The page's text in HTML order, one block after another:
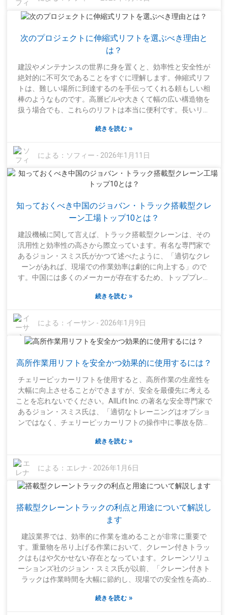
囲に気を配ってください。定期的なメンテナンスは必須です
が、意外にも見落とされることがあります。さらに、荷重制
すぐに大きな危険につながる可能性があります。効率的に荷
物を持ち上げるには、ただ急いで作業するのではなく、適切
す。残念ながら、多くの職場では未だにしっかりとした手順
が確立されておらず、混乱やミスの原因となっています。過
去の事例を振り返ることで多くのことを学ぶことができ、安
全を確保したいのであれば、訓練プログラムを改善すること
は賢明な策です。すべては学びと改善にかかっています。私
たちはもっと良くならなければなりません。
次のプロジェクトに伸縮式リフトを選ぶべき理由と
は？
建設やメンテナンスの世界に身を置くと、効率性と安全性が
絶対的に不可欠であることをすぐに理解します。伸縮式リフ
トは、難しい場所に到達するのを手伝ってくれる頼もしい相
棒のようなものです。高層ビルや大きくて幅の広い構造物を
扱う場合でも、これらのリフトは本当に便利です。長いリー
め、作業の柔軟性が大幅に向上します。ABC Elevation
に重要であるかをよく理解しています。[伸縮式ブームリフト]
(https://www.jobanggroup.com/telescopic-boom-lift) は、垂
直方向にも水平方向にも伸ばすことができ、非常に汎用性が
高いため、堅実な選択肢です。さらに、狭い場所や不均一な
とができます。しかし、ここで重要なのは、適切なリフトを
選択することは、見た目がかっこいいか便利そうに見えるか
に同じ種類の機器が必要なわけではありません。作業現場を
少し考えてみてください。頭上に障害物はありますか？重い
資材を持ち上げる必要はありますか？こうした質問を自問自
答することで、最適な選択をするのに役立ちます。確かに、
伸縮式リフトは一見完璧に思えるかもしれませんが、どんな
作業にも特有の癖や複雑さがあります。適切な機材を選ぶこ
続きを読む »
による： ソフィー - 2026年1月11日
知っておくべき中国のジョバン・トラック搭載型クレ
ーン工場トップ10とは？
建設機械に関して言えば、トラック搭載型クレーンは、その
汎用性と効率性の高さから際立っています。有名な専門家で
あるジョン・スミス氏がかつて述べたように、「適切なクレ
ーンがあれば、現場での作業効率は劇的に向上する」ので
す。中国には多くのメーカーが存在するため、トッププレー
ており、すべてのブランドが同じレベルの品質や革新性を提
メーカーの中でも、優れた工場を際立たせる重要な要素がい
くつかあります。トップメーカーは、最新技術、実際に機能
する安全機能、そして全体的に優れた性能を備えたクレーン
通用しない古いやり方に固執しているメーカーもまだ存在し
かを注意深く確認することが不可欠です。このガイドでは、
中国で絶対に知っておくべきトップ10のトラック搭載型クレ
ーン工場を見ていきます。これらの企業はそれぞれ独自の強
みと特徴を持っていますが、それでも課題は共通して存在し
ます。こうした詳細を理解することで、プロジェクトを計画
する際に賢明な選択ができ、よくある落とし穴を避けること
続きを読む »
による： イーサン - 2026年1月9日
高所作業用リフトを安全かつ効果的に使用するには？
チェリーピッカーリフトを使用すると、高所作業の生産性を
大幅に向上させることができますが、安全を最優先に考える
ことを忘れないでください。AllLift Inc. の著名な安全専門家で
あるジョン・スミス氏は、「適切なトレーニングはオプショ
ンではなく、チェリーピッカーリフトの操作中に事故を防ぐ
開始する前に常に万全の準備をしておく必要があるのです。
可能な場所にアクセスできるため、非常に優れたツールで
す。しかし、重要なのは、使用するたびに機器を点検する必
要があるということです。機械的な問題がないか確認してく
性があります。また、重量制限を理解することも非常に重要
です。リフトに過負荷をかけると、転倒したり故障したりす
は、リフトの操作方法を知るだけではありません。作業員
は、頭上の送電線やその他の危険物など、周囲の状況を認識
する必要があります。これらの安全習慣を日々のルーティン
に取り入れることで、より安全な作業環境の構築に大いに役
立ちます。過去の事故やそこから得られた教訓を振り返るこ
とは、全員の安全性を向上させるための優れた方法です。最
続きを読む »
による： エレナ - 2026年1月6日
搭載型クレーントラックの利点と用途について解説し
ます
建設業界では、効率的に作業を進めることが非常に重要で
す。重量物を吊り上げる作業において、クレーン付きトラッ
クはもはや欠かせない存在となっています。クレーンソリュ
ーションズ社のジョン・スミス氏が以前、「クレーン付きト
ラックは作業時間を大幅に節約し、現場での安全性を高め
付きトラックの重要性が高まっていることを示しています。
続きを読む »